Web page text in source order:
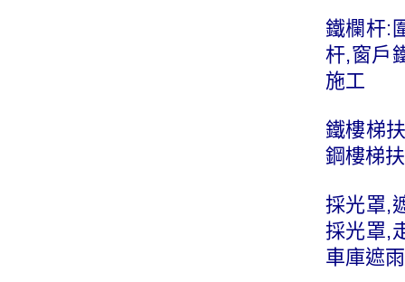
鐵欄杆:
杆,窗戶
施工
鐵樓梯
鋼樓梯
採光罩,
採光罩,
車庫遮